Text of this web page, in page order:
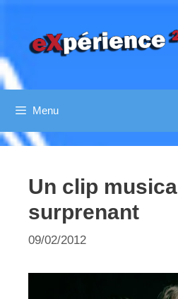
contenu
Menu
Un clip musical
surprenant
09/02/2012